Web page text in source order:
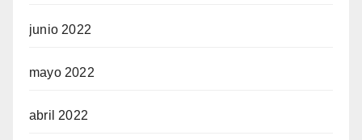
junio 2022
mayo 2022
abril 2022